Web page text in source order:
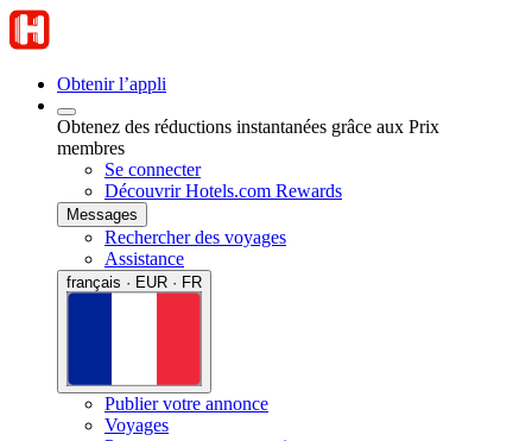
Obtenir l’appli
Obtenez des réductions instantanées grâce aux Prix
membres
Se connecter
Découvrir Hotels.com Rewards
Messages
Rechercher des voyages
Assistance
français · EUR · FR
Publier votre annonce
Voyages